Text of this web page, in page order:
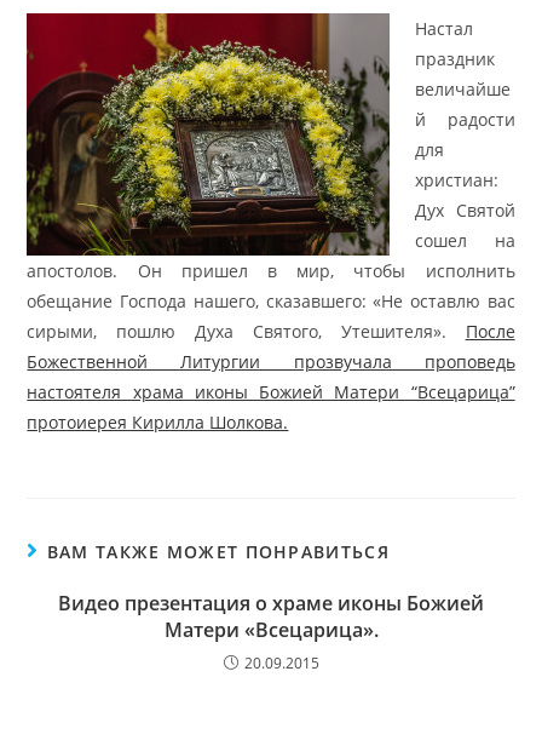
Настал
праздник
величайше
й радости
для
христиан:
Дух Святой
сошел на
апостолов. Он пришел в мир, чтобы исполнить
обещание Господа нашего, сказавшего: «Не оставлю вас
сирыми, пошлю Духа Святого, Утешителя». После
Божественной Литургии прозвучала проповедь
настоятеля храма иконы Божией Матери “Всецарица”
протоиерея Кирилла Шолкова.
ВАМ ТАКЖЕ МОЖЕТ ПОНРАВИТЬСЯ
Видео презентация о храме иконы Божией
Матери «Всецарица».
20.09.2015